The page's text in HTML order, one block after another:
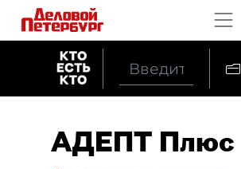
АДЕПТ Плюс